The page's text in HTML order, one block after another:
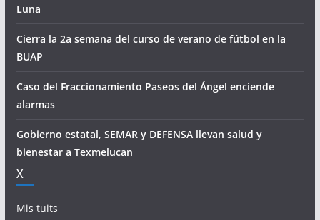
Luna
Cierra la 2a semana del curso de verano de fútbol en la
BUAP
Caso del Fraccionamiento Paseos del Ángel enciende
alarmas
Gobierno estatal, SEMAR y DEFENSA llevan salud y
bienestar a Texmelucan
X
Mis tuits